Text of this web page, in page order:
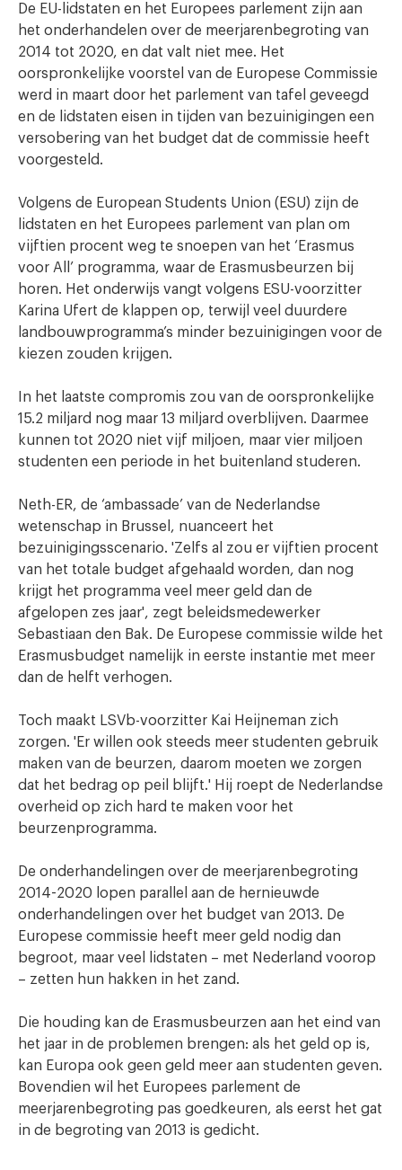
De EU-lidstaten en het Europees parlement zijn aan
het onderhandelen over de meerjarenbegroting van
2014 tot 2020, en dat valt niet mee. Het
oorspronkelijke voorstel van de Europese Commissie
werd in maart door het parlement van tafel geveegd
en de lidstaten eisen in tijden van bezuinigingen een
versobering van het budget dat de commissie heeft
voorgesteld.
Volgens de European Students Union (ESU) zijn de
lidstaten en het Europees parlement van plan om
vijftien procent weg te snoepen van het ‘Erasmus
voor All’ programma, waar de Erasmusbeurzen bij
horen. Het onderwijs vangt volgens ESU-voorzitter
Karina Ufert de klappen op, terwijl veel duurdere
landbouwprogramma’s minder bezuinigingen voor de
kiezen zouden krijgen.
In het laatste compromis zou van de oorspronkelijke
15.2 miljard nog maar 13 miljard overblijven. Daarmee
kunnen tot 2020 niet vijf miljoen, maar vier miljoen
studenten een periode in het buitenland studeren.
Neth-ER, de ‘ambassade’ van de Nederlandse
wetenschap in Brussel, nuanceert het
bezuinigingsscenario. 'Zelfs al zou er vijftien procent
van het totale budget afgehaald worden, dan nog
krijgt het programma veel meer geld dan de
afgelopen zes jaar', zegt beleidsmedewerker
Sebastiaan den Bak. De Europese commissie wilde het
Erasmusbudget namelijk in eerste instantie met meer
dan de helft verhogen.
Toch maakt LSVb-voorzitter Kai Heijneman zich
zorgen. 'Er willen ook steeds meer studenten gebruik
maken van de beurzen, daarom moeten we zorgen
dat het bedrag op peil blijft.' Hij roept de Nederlandse
overheid op zich hard te maken voor het
beurzenprogramma.
De onderhandelingen over de meerjarenbegroting
2014-2020 lopen parallel aan de hernieuwde
onderhandelingen over het budget van 2013. De
Europese commissie heeft meer geld nodig dan
begroot, maar veel lidstaten – met Nederland voorop
– zetten hun hakken in het zand.
Die houding kan de Erasmusbeurzen aan het eind van
het jaar in de problemen brengen: als het geld op is,
kan Europa ook geen geld meer aan studenten geven.
Bovendien wil het Europees parlement de
meerjarenbegroting pas goedkeuren, als eerst het gat
in de begroting van 2013 is gedicht.